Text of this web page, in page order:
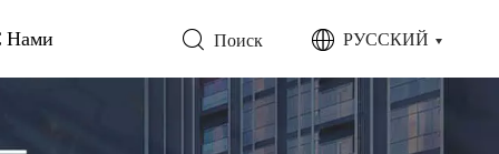
Нами Поиск РУССКИЙ